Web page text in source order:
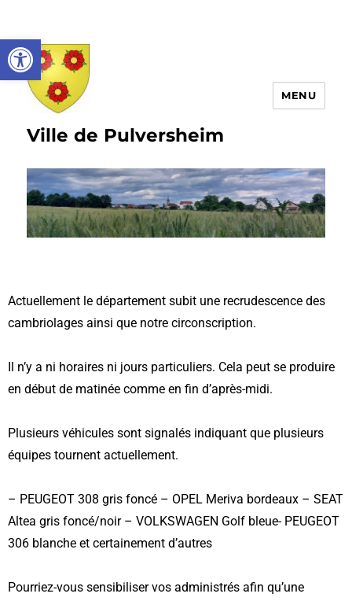
Ouvrir la barre d’outils
Ville de Pulversheim
MENU
Actuellement le département subit une recrudescence des
cambriolages ainsi que notre circonscription.
Il n’y a ni horaires ni jours particuliers. Cela peut se produire
en début de matinée comme en fin d’après-midi.
Plusieurs véhicules sont signalés indiquant que plusieurs
équipes tournent actuellement.
– PEUGEOT 308 gris foncé – OPEL Meriva bordeaux – SEAT
Altea gris foncé/noir – VOLKSWAGEN Golf bleue- PEUGEOT
306 blanche et certainement d’autres
Pourriez-vous sensibiliser vos administrés afin qu’une